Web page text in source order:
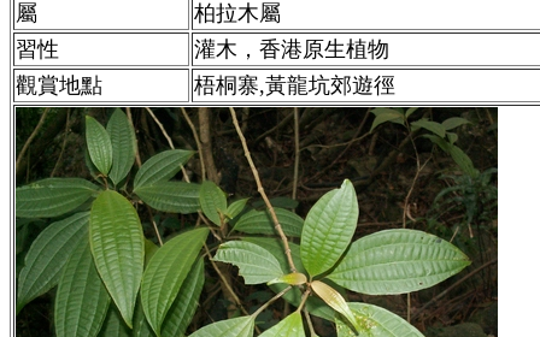
屬
柏拉木屬
習性
灌木，香港原生植物
觀賞地點
梧桐寨,黃龍坑郊遊徑